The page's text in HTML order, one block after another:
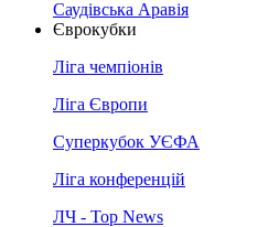
Саудівська Аравія
Єврокубки
Ліга чемпіонів
Ліга Європи
Суперкубок УЄФА
Ліга конференцій
ЛЧ - Top News